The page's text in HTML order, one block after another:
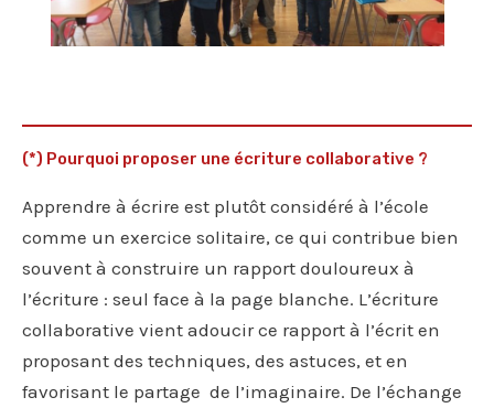
(*) Pourquoi proposer une écriture collaborative ?
Apprendre à écrire est plutôt considéré à l’école
comme un exercice solitaire, ce qui contribue bien
souvent à construire un rapport douloureux à
l’écriture : seul face à la page blanche. L’écriture
collaborative vient adoucir ce rapport à l’écrit en
proposant des techniques, des astuces, et en
favorisant le partage de l’imaginaire. De l’échange